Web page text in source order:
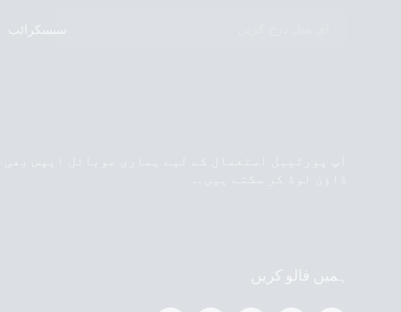
سبسکرائب
آپ پورٹیبل استعمال کے لیے ہماری موبائل ایپس بھی
ہمیں فالو کریں